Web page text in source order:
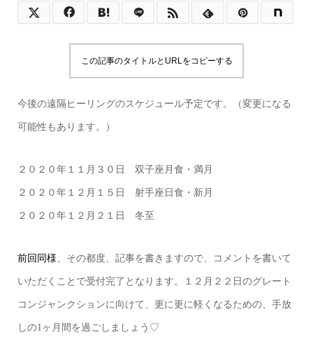
この記事のタイトルとURLをコピーする
今後の遠隔ヒーリングのスケジュール予定です。（変更になる
可能性もあります。）
２０２０年１１月３０日 双子座月食・満月
２０２０年１２月１５日 射手座日食・新月
２０２０年１２月２１日 冬至
前回同様、その都度、記事を書きますので、コメントを書いて
いただくことで受付完了となります。１２月２２日のグレート
コンジャンクションに向けて、更に更に軽くなるための、手放
しの1ヶ月間を過ごしましょう♡